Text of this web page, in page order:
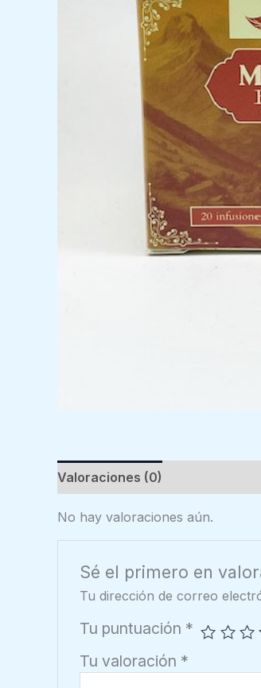
Valoraciones (0)
No hay valoraciones aún.
Sé el primero en
Tu dirección de correo
Tu puntuación *
Tu valoración *